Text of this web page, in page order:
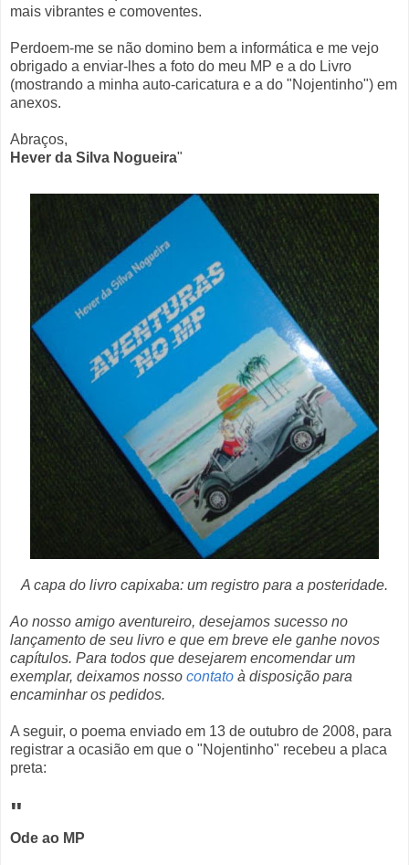
mais vibrantes e comoventes.
Perdoem-me se não domino bem a informática e me vejo
obrigado a enviar-lhes a foto do meu MP e a do Livro
(mostrando a minha auto-caricatura e a do "Nojentinho") em
anexos.
Abraços,
Hever da Silva Nogueira"
A capa do livro capixaba: um registro para a posteridade.
Ao nosso amigo aventureiro, desejamos sucesso no
lançamento de seu livro e que em breve ele ganhe novos
capítulos. Para todos que desejarem encomendar um
exemplar, deixamos nosso contato à disposição para
encaminhar os pedidos.
A seguir, o poema enviado em 13 de outubro de 2008, para
registrar a ocasião em que o "Nojentinho" recebeu a placa
preta:
"
Ode ao MP